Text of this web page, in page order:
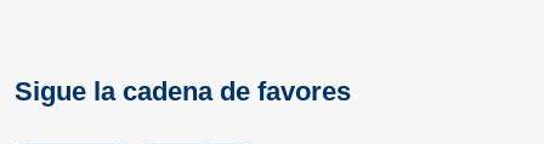
Sigue la cadena de favores